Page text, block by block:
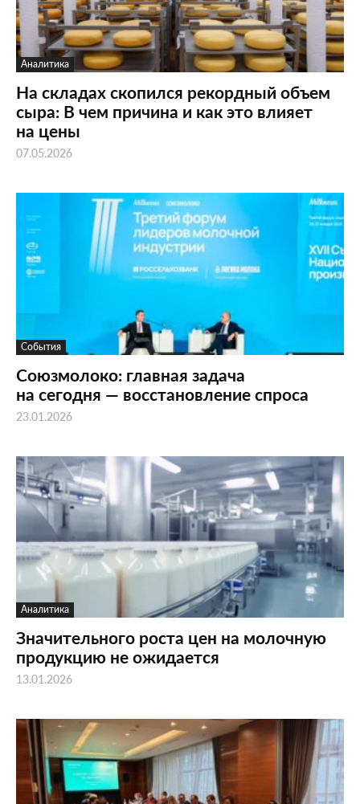
Аналитика
На складах скопился рекордный объем
сыра: В чем причина и как это влияет
на цены
07.05.2026
События
Союзмолоко: главная задача
на сегодня — восстановление спроса
23.01.2026
Аналитика
Значительного роста цен на молочную
продукцию не ожидается
13.01.2026